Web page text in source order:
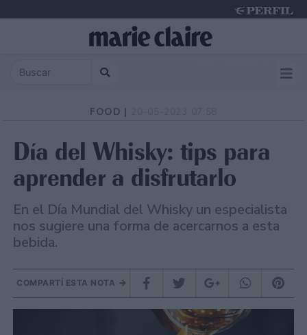
FOOD |
Día del Whisky: tips para
aprender a disfrutarlo
En el Día Mundial del Whisky un especialista
nos sugiere una forma de acercarnos a esta
bebida.
COMPARTÍ ESTA NOTA